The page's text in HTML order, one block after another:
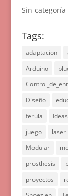
Sin categoría
Tags:
adaptacion
Arduino
Diseño
ferula
Ideas
juego
laser
Modular
prosthesis
proyectos